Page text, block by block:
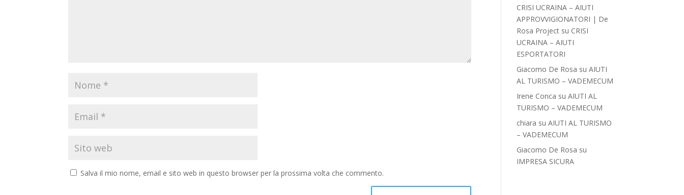
Salva il mio nome, email e sito web in questo browser per la prossima volta che commento.
CRISI UCRAINA – AIUTI
APPROVVIGIONATORI | De
Rosa Project su CRISI
UCRAINA – AIUTI
ESPORTATORI
Giacomo De Rosa suAIUTI
AL TURISMO – VADEMECUM
Irene Conca suAIUTI AL
TURISMO – VADEMECUM
chiara suAIUTI AL TURISMO
– VADEMECUM
Giacomo De Rosa su
IMPRESA SICURA